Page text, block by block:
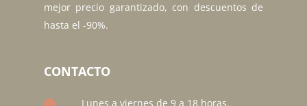
mejor precio garantizado, con descuentos de
hasta el -90%.
CONTACTO
Lunes a viernes de 9 a 18 horas.